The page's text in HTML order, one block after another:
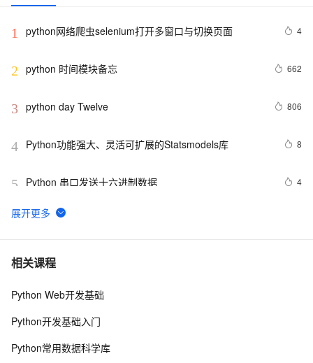
1 python网络爬虫selenium打开多窗口与切换页面 4
2 python 时间模块备忘 662
3 python day Twelve 806
4 Python功能强大、灵活可扩展的Statsmodels库 8
5 Python 串口发送十六进制数据 4
6 python join 和 split的常用使用方法
7 python 模块初始
8 python中使用and和or来实现其它语言中的?号表达式
相关课程
Python Web开发基础
Python开发基础入门
Python常用数据科学库